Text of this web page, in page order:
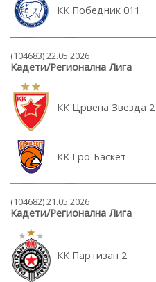
КК Победник 011
(104683) 22.05.2026
Кадети/Регионална Лига
КК Црвена Звезда 2
КК Гро-Баскет
(104682) 21.05.2026
Кадети/Регионална Лига
КК Партизан 2